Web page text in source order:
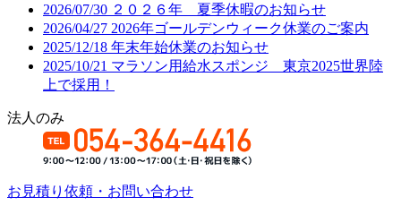
2026/07/30 ２０２６年 夏季休暇のお知らせ
2026/04/27 2026年ゴールデンウィーク休業のご案内
2025/12/18 年末年始休業のお知らせ
2025/10/21 マラソン用給水スポンジ 東京2025世界陸
上で採用！
法人のみ
お見積り依頼・お問い合わせ